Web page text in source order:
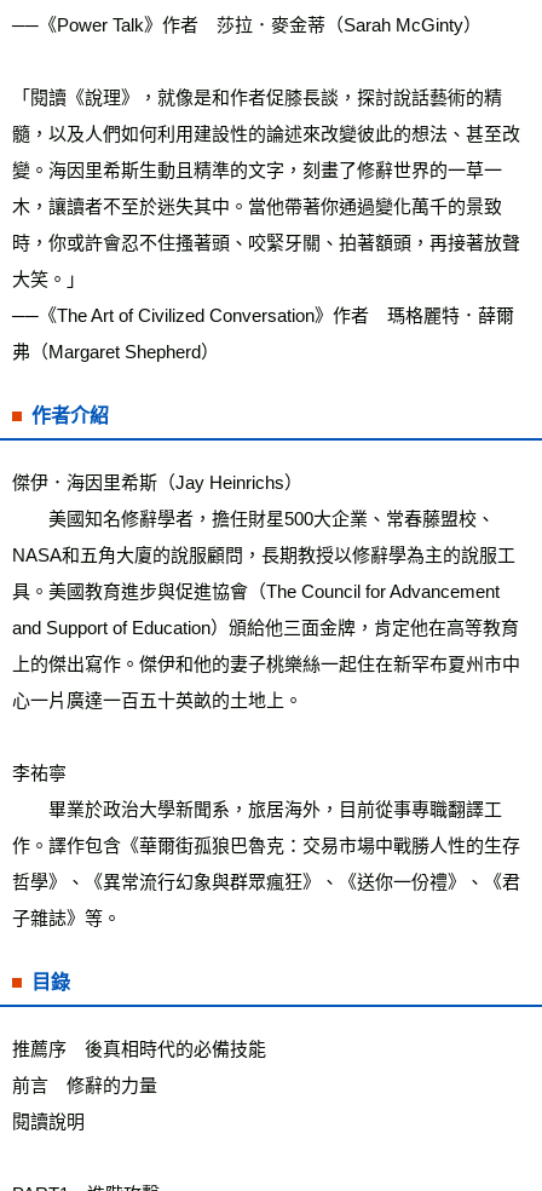
──《Power Talk》作者　莎拉．麥金蒂（Sarah McGinty）
「閱讀《說理》，就像是和作者促膝長談，探討說話藝術的精
髓，以及人們如何利用建設性的論述來改變彼此的想法、甚至改
變。海因里希斯生動且精準的文字，刻畫了修辭世界的一草一
木，讓讀者不至於迷失其中。當他帶著你通過變化萬千的景致
時，你或許會忍不住搔著頭、咬緊牙關、拍著額頭，再接著放聲
大笑。」
──《The Art of Civilized Conversation》作者　瑪格麗特．薛爾
弗（Margaret Shepherd）
作者介紹
傑伊．海因里希斯（Jay Heinrichs）
美國知名修辭學者，擔任財星500大企業、常春藤盟校、
NASA和五角大廈的說服顧問，長期教授以修辭學為主的說服工
具。美國教育進步與促進協會（The Council for Advancement
and Support of Education）頒給他三面金牌，肯定他在高等教育
上的傑出寫作。傑伊和他的妻子桃樂絲一起住在新罕布夏州市中
心一片廣達一百五十英畝的土地上。
李祐寧
畢業於政治大學新聞系，旅居海外，目前從事專職翻譯工
作。譯作包含《華爾街孤狼巴魯克：交易市場中戰勝人性的生存
哲學》、《異常流行幻象與群眾瘋狂》、《送你一份禮》、《君
子雜誌》等。
目錄
推薦序　後真相時代的必備技能
前言　修辭的力量
閱讀說明